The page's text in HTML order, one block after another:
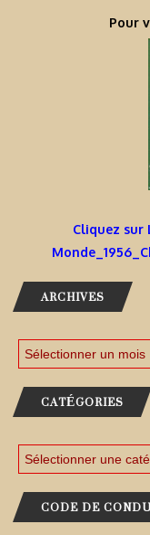
Pour
Cliquez sur
ARCHIVES
CATÉGORIES
CODE DE